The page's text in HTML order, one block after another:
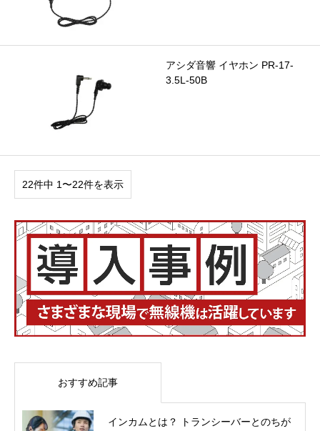
アシダ音響 イヤホン PR-17-
3.5L-50B
22件中 1〜22件を表示
おすすめ記事
インカムとは？ トランシーバーとのちが